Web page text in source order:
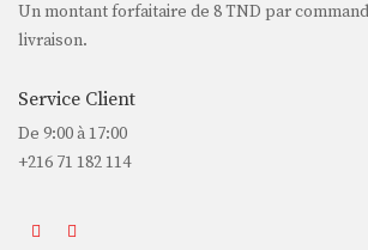
Un montant forfaitaire de 8 TND par
livraison.
Service Client
De 9:00 à 17:00
+216 71 182 114